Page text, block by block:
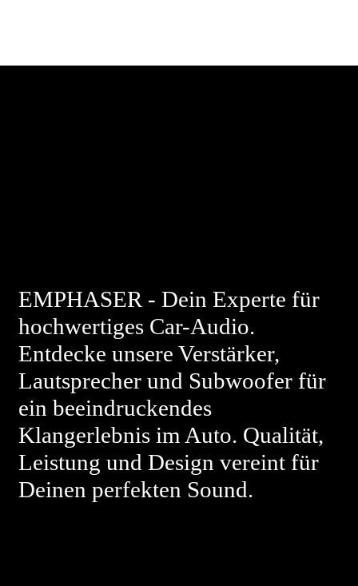
EMPHASER - Dein Experte für
hochwertiges Car-Audio.
Entdecke unsere Verstärker,
Lautsprecher und Subwoofer für
ein beeindruckendes
Klangerlebnis im Auto. Qualität,
Leistung und Design vereint für
Deinen perfekten Sound.